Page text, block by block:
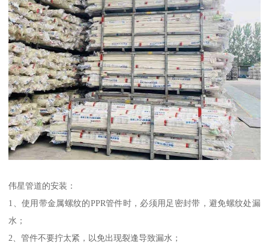
伟星管道的安装：
1、使用带金属螺纹的PPR管件时，必须用足密封带，避免螺纹处漏
水；
2、管件不要拧太紧，以免出现裂逢导致漏水；